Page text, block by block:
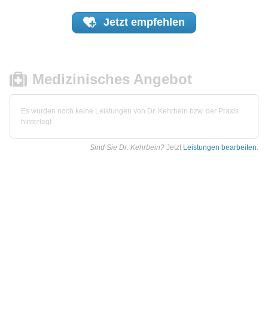
Jetzt empfehlen
Medizinisches Angebot
Es wurden noch keine Leistungen von Dr. Kehrbein bzw. der Praxis
hinterlegt.
Sind Sie Dr. Kehrbein? Jetzt Leistungen bearbeiten.